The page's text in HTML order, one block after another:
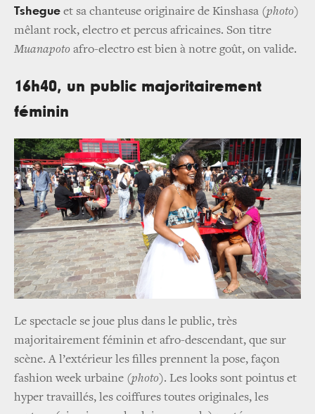
Tshegue et sa chanteuse originaire de Kinshasa (photo)
mêlant rock, electro et percus africaines. Son titre
Muanapoto afro-electro est bien à notre goût, on valide.
16h40, un public majoritairement
féminin
Le spectacle se joue plus dans le public, très
majoritairement féminin et afro-descendant, que sur
scène. A l’extérieur les filles prennent la pose, façon
fashion week urbaine (photo). Les looks sont pointus et
hyper travaillés, les coiffures toutes originales, les